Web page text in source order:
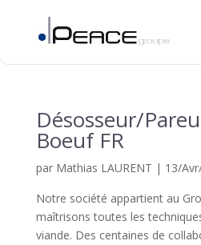
Désosseur/
Boeuf FR
par Mathias LAURENT | 13/
Notre société appartient au
maîtrisons toutes les
viande. Des centaines de